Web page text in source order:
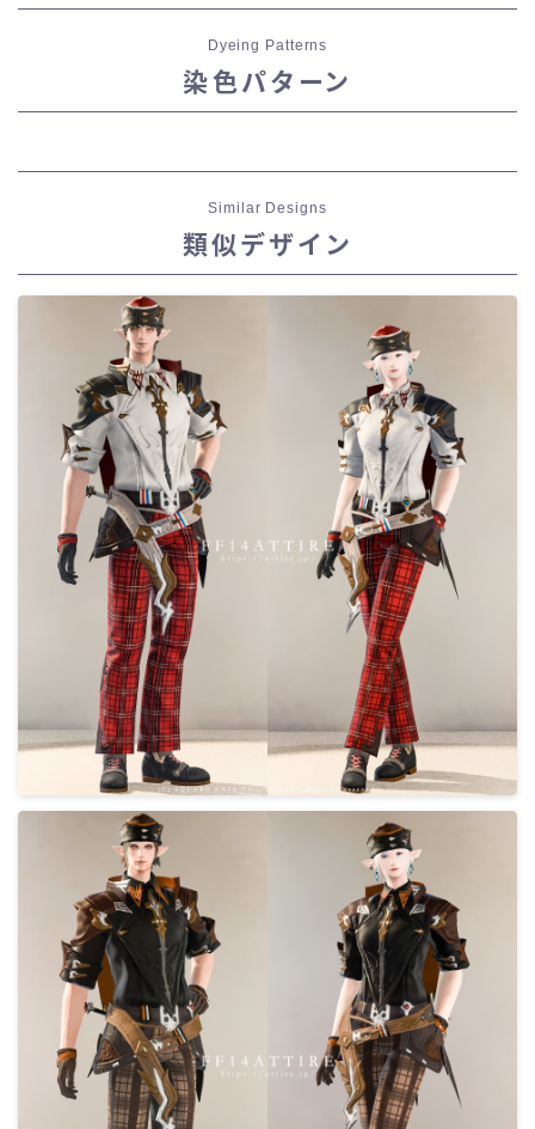
Dyeing Patterns
染色パターン
Similar Designs
類似デザイン